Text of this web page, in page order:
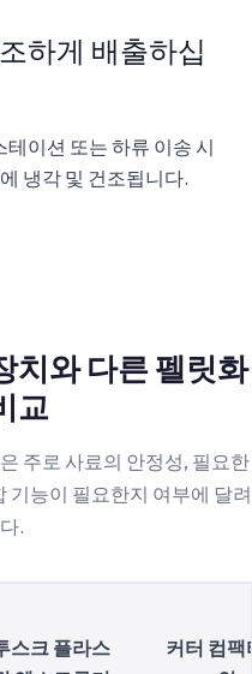
하게 배출하십
이션 또는 하류 이송 시
냉각 및 건조됩니다.
치와 다른 펠릿화
교
주로 사료의 안정성, 필요한
기능이 필요한지 여부에 달려
.
스크 플라스
커터 컴팩